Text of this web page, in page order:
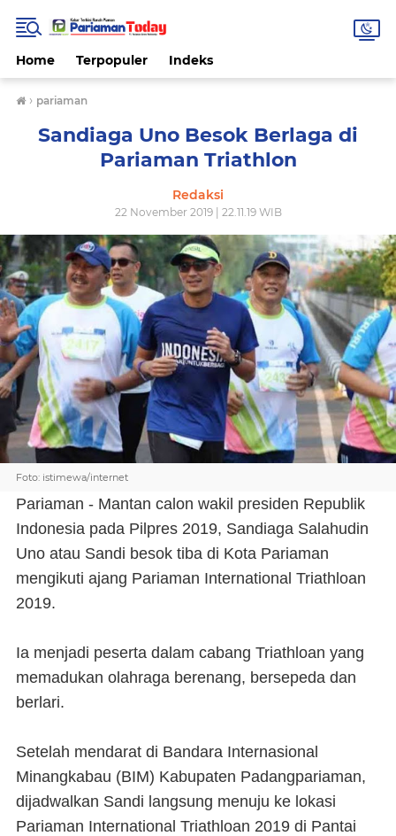
Home Terpopuler Indeks
› pariaman
Sandiaga Uno Besok Berlaga di
Pariaman Triathlon
Redaksi
22 November 2019 | 22.11.19 WIB
Foto: istimewa/internet
Pariaman - Mantan calon wakil presiden Republik
Indonesia pada Pilpres 2019, Sandiaga Salahudin
Uno atau Sandi besok tiba di Kota Pariaman
mengikuti ajang Pariaman International Triathloan
2019.
Ia menjadi peserta dalam cabang Triathloan yang
memadukan olahraga berenang, bersepeda dan
berlari.
Setelah mendarat di Bandara Internasional
Minangkabau (BIM) Kabupaten Padangpariaman,
dijadwalkan Sandi langsung menuju ke lokasi
Pariaman International Triathloan 2019 di Pantai